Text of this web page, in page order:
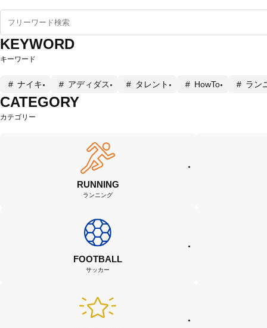
KEYWORD
キーワード
ナイキ アディダス タレント HowTo ラン
CATEGORY
カテゴリー
RUNNING
ランニング
FOOTBALL
サッカー